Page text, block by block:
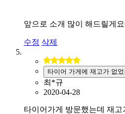
앞으로 소개 많이 해드릴게
수정 삭제
타이어 가게에 재고가 없었
최*규
2020-04-28
타이어가게 방문했는데 재고